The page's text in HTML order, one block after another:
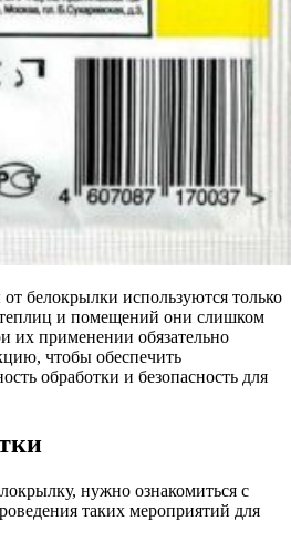
белокрылки используются только
теплиц и помещений они слишком
их применении обязательно
чтобы обеспечить
обработки и безопасность для
нужно ознакомиться с
таких мероприятий для